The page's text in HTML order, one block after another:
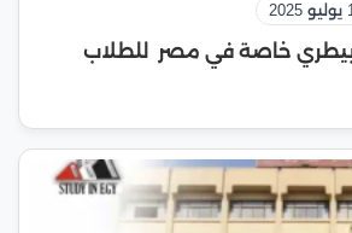
خاصة في مصر للطلاب